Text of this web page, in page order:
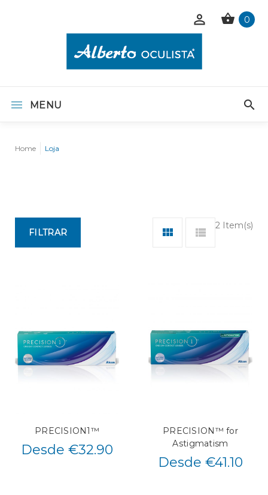
0
MENU
Home Loja
2 Item(s)
FILTRAR
PRECISION1™
Desde €32.90
PRECISION™ for
Astigmatism
Desde €41.10